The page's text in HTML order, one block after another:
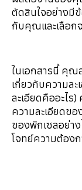
ตัดสินใจอย่างมีข้
กับคุณและเลือก
ในเอกสารนี้ คุณ
เกี่ยวกับความละ
ละเอียดคืออะไร
ความละเอียดข
ของพิกเซลอย่าง
โจทย์ความต้อง